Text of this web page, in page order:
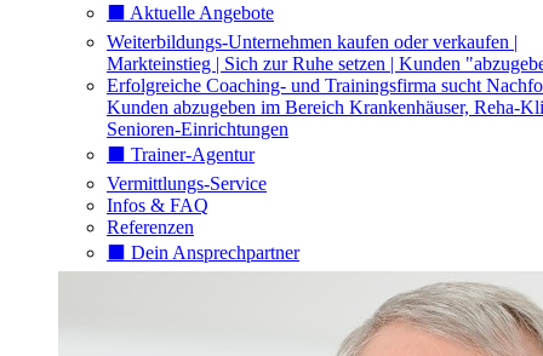
⬛️ Aktuelle Angebote
Weiterbildungs-Unternehmen kaufen oder verkaufen |
Markteinstieg | Sich zur Ruhe setzen | Kunden
Erfolgreiche Coaching- und Trainingsfirma sucht
Kunden abzugeben im Bereich Krankenhäuser, Reha-
Senioren-Einrichtungen
⬛️ Trainer-Agentur
Vermittlungs-Service
Infos & FAQ
Referenzen
⬛️ Dein Ansprechpartner